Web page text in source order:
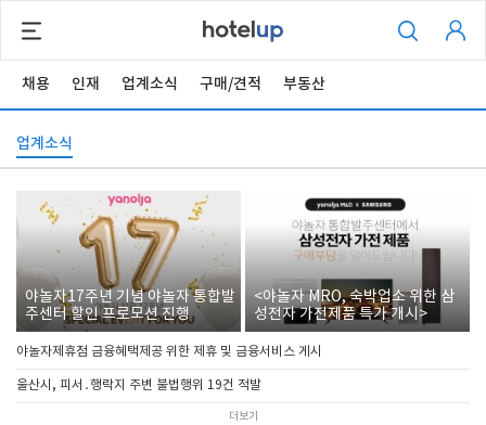
채용 인재 업계소식 구매/견적 부동산
업계소식
야놀자17주년 기념 야놀자 통합발
주센터 할인 프로모션 진행
<야놀자 MRO, 숙박업소 위한 삼
성전자 가전제품 특가 개시>
야놀자제휴점 금융혜택제공 위한 제휴 및 금융서비스 게시
울산시, 피서․행락지 주변 불법행위 19건 적발
더보기